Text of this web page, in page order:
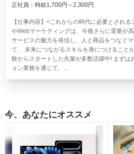
正社員：時給1,700円～2,300円
【仕事内容】<これからの時代に必要とされ
やWebマーケティングは、今後さらに需要が
サービスの魅力を発信し、人と商品をつなぐ
て、 未来につながるスキルを身につけること
験からスタートした先輩が多数活躍中! まずは
ョン業務を通じて、...
今、あなたにオススメ